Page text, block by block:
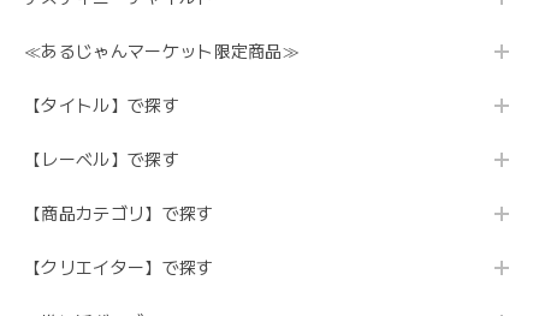
≪あるじゃんマーケット限定商品≫
【タイトル】で探す
【レーベル】で探す
【商品カテゴリ】で探す
【クリエイター】で探す